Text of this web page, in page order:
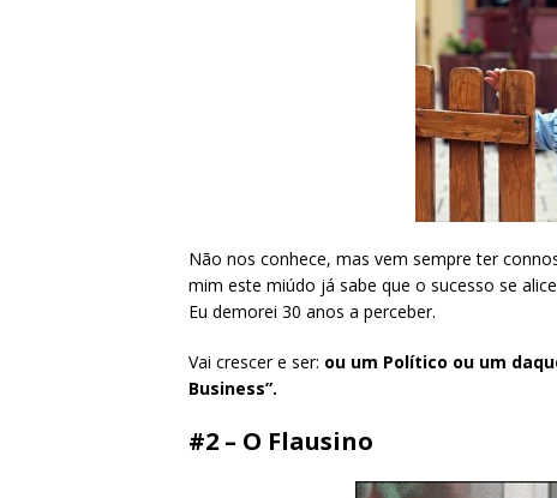
Não nos conhece, mas vem sempre ter
mim este miúdo já sabe que o sucesso se
Eu demorei 30 anos a perceber.
Vai crescer e ser: ou um Político ou um
Business”.
#2 – O Flausino